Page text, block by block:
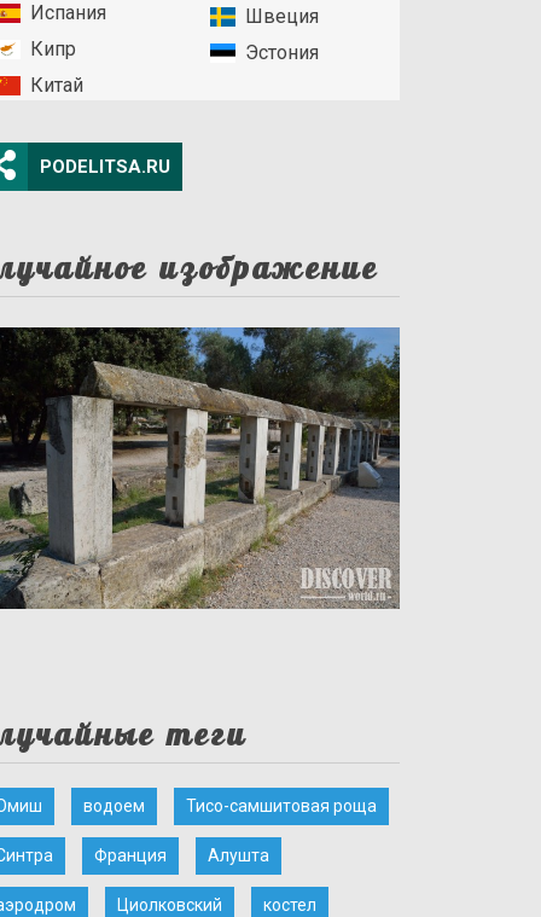
Испания
Кипр
Китай
Швеция
Эстония
PODELITSA.RU
изображение
теги
водоем Тисо-самшитовая роща
Франция Алушта
Циолковский костел